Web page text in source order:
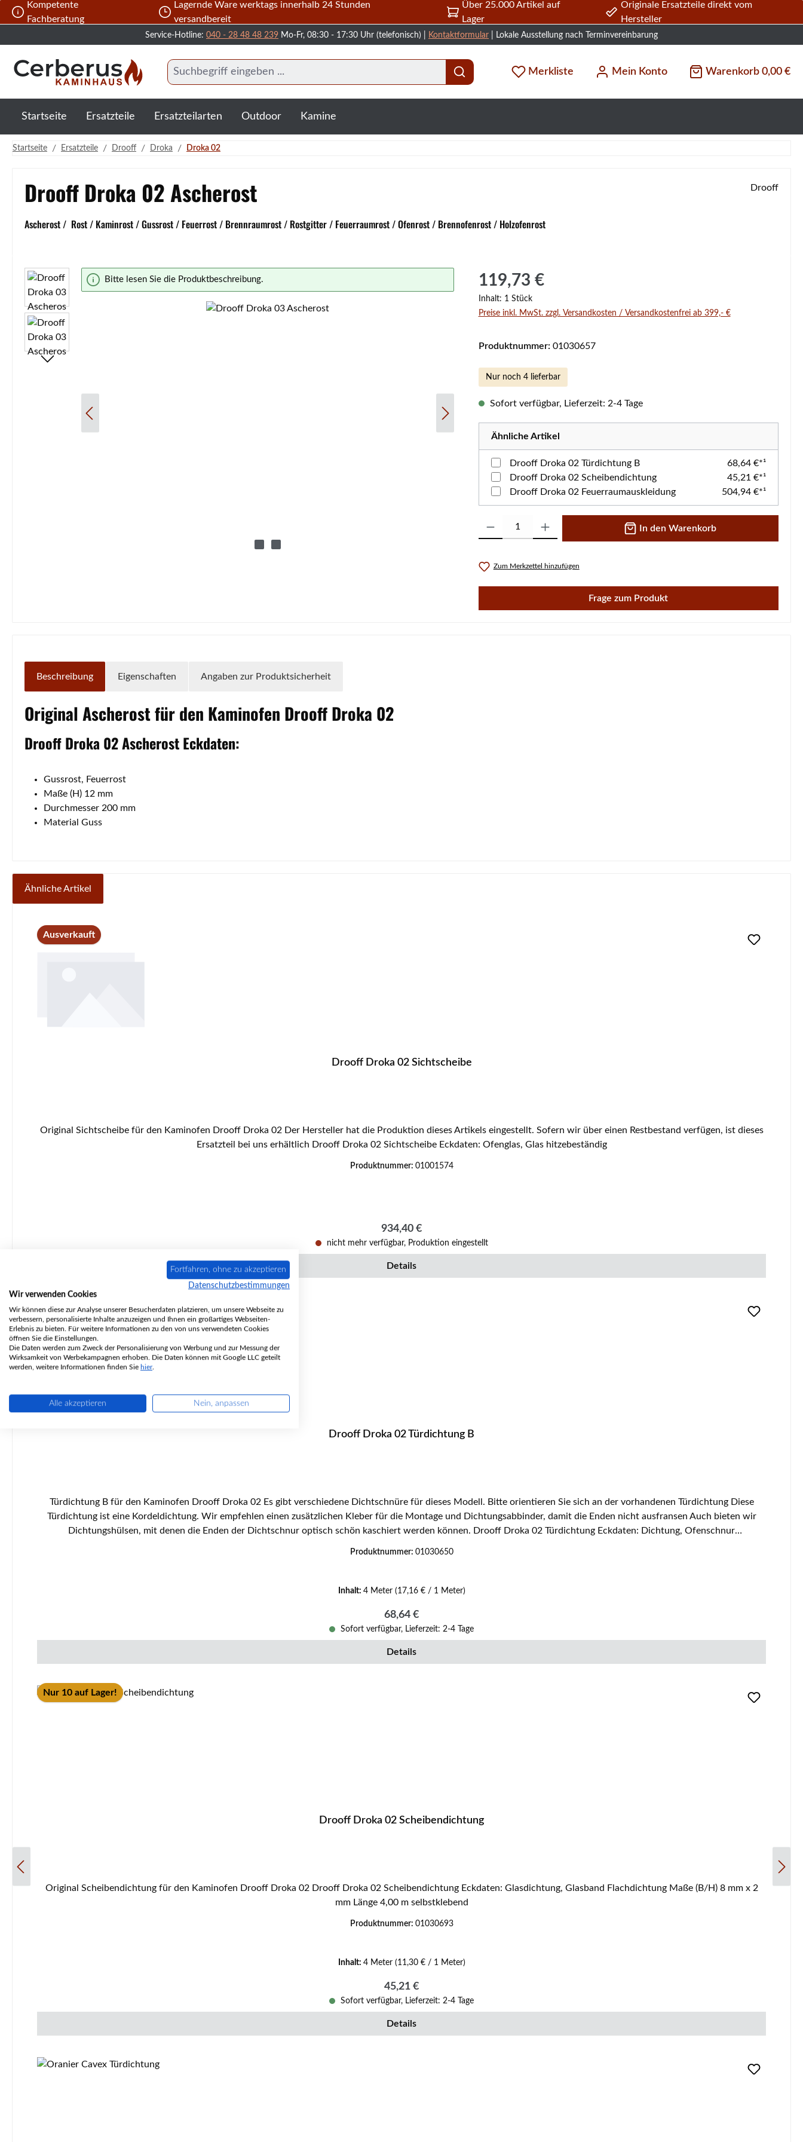
Hauptinhalt springen
Zur Suche springen
Zur Hauptnavigation springen
Kompetente
Fachberatung
Lagernde Ware werktags innerhalb 24 Stunden
versandbereit
Über 25.000 Artikel auf
Lager
Originale Ersatzteile direkt vom
Hersteller
Service-Hotline: 040 - 28 48 48 239 Mo-Fr, 08:30 - 17:30 Uhr (telefonisch) | Kontaktformular | Lokale Ausstellung nach Terminvereinbarung
Merkliste Mein Konto Warenkorb 0,00 €
Startseite Ersatzteile Ersatzteilarten Outdoor Kamine
Startseite / Ersatzteile / Drooff / Droka / Droka 02
Drooff Droka 02 Ascherost
Ascherost / Rost / Kaminrost / Gussrost / Feuerrost / Brennraumrost / Rostgitter / Feuerraumrost / Ofenrost / Brennofenrost / Holzofenrost
Drooff
Bildergalerie überspringen
Bitte lesen Sie die Produktbeschreibung.
Regulärer Preis:
119,73 €
Inhalt: 1 Stück
Preise inkl. MwSt. zzgl. Versandkosten / Versandkostenfrei ab 399,- €
Produktnummer: 01030657
Nur noch 4 lieferbar
Sofort verfügbar, Lieferzeit: 2-4 Tage
Ähnliche Artikel
Drooff Droka 02 Türdichtung B
68,64 €*¹
Drooff Droka 02 Scheibendichtung
45,21 €*¹
Drooff Droka 02 Feuerraumauskleidung
504,94 €*¹
Produkt Anzahl: Gib den gewünschten Wert ein oder benutze die Schaltflächen um die
In den Warenkorb
Zum Merkzettel hinzufügen
Frage zum Produkt
Beschreibung Eigenschaften Angaben zur Produktsicherheit
OriginalAscherostfür den Kaminofen DrooffDroka 02
DrooffDroka 02AscherostEckdaten:
Gussrost, Feuerrost
Maße (H) 12 mm
Durchmesser 200 mm
Material Guss
Ähnliche Artikel
Ausverkauft
Drooff Droka 02 Sichtscheibe
Original Sichtscheibe für den Kaminofen Drooff Droka 02 Der Hersteller hat die Produktion dieses Artikels eingestellt. Sofern wir über einen Restbestand verfügen, ist dieses
Ersatzteil bei uns erhältlich Drooff Droka 02 Sichtscheibe Eckdaten: Ofenglas, Glas hitzebeständig
Produktnummer: 01001574
Regulärer Preis:
934,40 €
nicht mehr verfügbar, Produktion eingestellt
Details
Nur 7 auf Lager!
Drooff Droka 02 Türdichtung B
Türdichtung B für den Kaminofen Drooff Droka 02 Es gibt verschiedene Dichtschnüre für dieses Modell. Bitte orientieren Sie sich an der vorhandenen Türdichtung Diese
Türdichtung ist eine Kordeldichtung. Wir empfehlen einen zusätzlichen Kleber für die Montage und Dichtungsabbinder, damit die Enden nicht ausfransen Auch bieten wir
Dichtungshülsen, mit denen die Enden der Dichtschnur optisch schön kaschiert werden können. Drooff Droka 02 Türdichtung Eckdaten: Dichtung, Ofenschnur
Produktnummer: 01030650
Inhalt: 4 Meter (17,16 € / 1 Meter)
Regulärer Preis:
68,64 €
Sofort verfügbar, Lieferzeit: 2-4 Tage
Details
Nur 10 auf Lager!
Drooff Droka 02 Scheibendichtung
Original Scheibendichtung für den Kaminofen Drooff Droka 02 Drooff Droka 02 Scheibendichtung Eckdaten: Glasdichtung, Glasband Flachdichtung Maße (B/H) 8 mm x 2
mm Länge 4,00 m selbstklebend
Produktnummer: 01030693
Inhalt: 4 Meter (11,30 € / 1 Meter)
Regulärer Preis:
45,21 €
Sofort verfügbar, Lieferzeit: 2-4 Tage
Details
Fortfahren, ohne zu akzeptieren
Datenschutzbestimmungen
Wir verwenden Cookies
Wir können diese zur Analyse unserer Besucherdaten platzieren, um unsere Webseite zu
verbessern, personalisierte Inhalte anzuzeigen und Ihnen ein großartiges Webseiten-
Erlebnis zu bieten. Für weitere Informationen zu den von uns verwendeten Cookies
öffnen Sie die Einstellungen.
Die Daten werden zum Zweck der Personalisierung von Werbung und zur Messung der
Wirksamkeit von Werbekampagnen erhoben. Die Daten können mit Google LLC geteilt
werden, weitere Informationen finden Sie hier.
Alle akzeptieren Nein, anpassen